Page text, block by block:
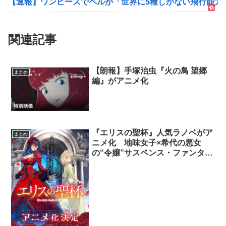
【速報】ワンピースでペルが「世界に5種しかない飛行能
関連記事
まとめ
【朗報】手塚治虫『火の鳥 望郷
編』がアニメ化
まとめ
『エリスの聖杯』人気ラノベがア
ニメ化 地味女子×希代の悪女
の“令嬢”サスペンス・ファンタジ